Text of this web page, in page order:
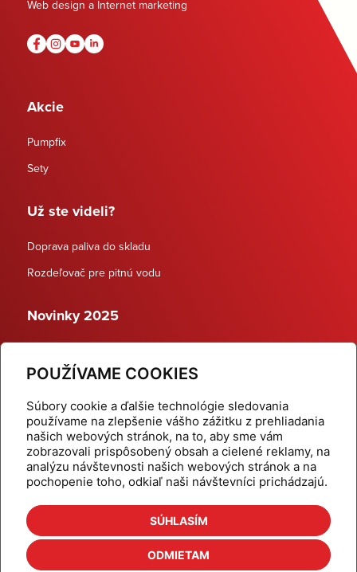
POUŽÍVAME COOKIES
Súbory cookie a ďalšie technológie sledovania
používame na zlepšenie vášho zážitku z prehliadania
našich webových stránok, na to, aby sme vám
zobrazovali prispôsobený obsah a cielené reklamy, na
analýzu návštevnosti našich webových stránok a na
pochopenie toho, odkiaľ naši návštevníci prichádzajú.
SÚHLASÍM
ODMIETAM
Web design a Internet marketing
Akcie
Pumpfix
Sety
Už ste videli?
Doprava paliva do skladu
Rozdeľovač pre pitnú vodu
Novinky 2025
Dynamické termostatické ventily
Domov
Produkty
Aktuality
Odber šikovné tipy
Kalkulačky
Cenníky
Na stiahnutie
Referencie
Kontakt